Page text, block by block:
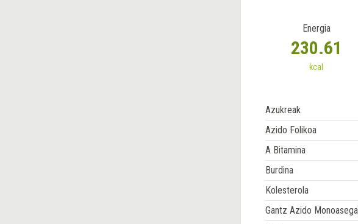
Energia
230.61
kcal
Azukreak
Azido Folikoa
A Bitamina
Burdina
Kolesterola
Gantz Azido